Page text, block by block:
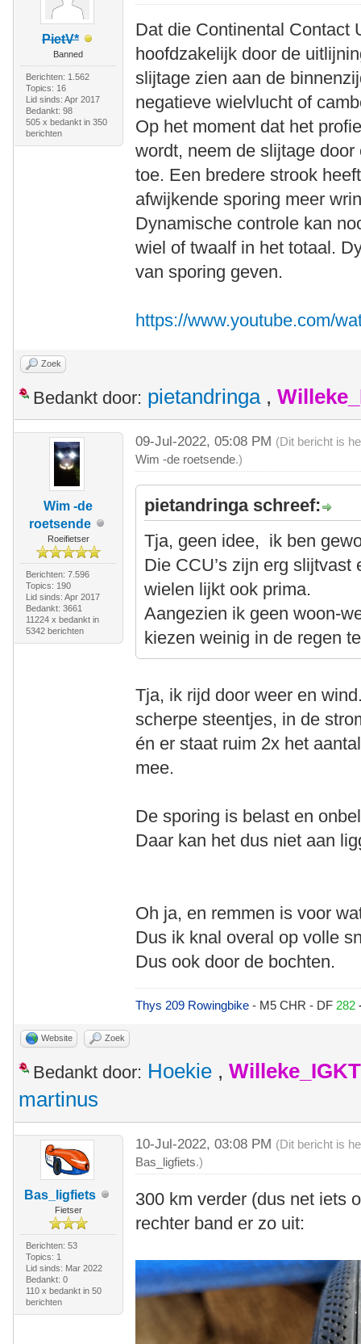
PietV*
Banned
Berichten: 1.562
Topics: 16
Lid sinds: Apr 2017
Bedankt: 98
505 x bedankt in 350
berichten
Dat die Continental Contact
hoofdzakelijk door de
slijtage zien aan de
negatieve wielvlucht of
Op het moment dat het
wordt, neem de slijtage
toe. Een bredere strook
afwijkende sporing meer
Dynamische controle kan
wiel of twaalf in het totaal.
van sporing geven.
https://www.youtube.com/
Zoek
Bedankt door: pietandringa,
Wim -de
roetsende
Roeifietser
Berichten: 7.596
Topics: 190
Lid sinds: Apr 2017
Bedankt: 3661
11224 x bedankt in
5342 berichten
09-Jul-2022, 05:08 PM (Dit bericht is
Wim -de roetsende.)
pietandringa schreef:
Tja, geen idee, ik ben
Die CCU’s zijn erg
wielen lijkt ook prima.
Aangezien ik geen woon-
kiezen weinig in de regen
Tja, ik rijd door weer en
scherpe steentjes, in de
én er staat ruim 2x het
mee.
De sporing is belast en
Daar kan het dus niet aan
Oh ja, en remmen is voor
Dus ik knal overal op volle
Dus ook door de bochten.
Thys 209 Rowingbike- M5 CHR - DF 282
Website Zoek
Bedankt door: Hoekie , Willeke_IGKT
martinus
Bas_ligfiets
Fietser
Berichten: 53
Topics: 1
Lid sinds: Mar 2022
Bedankt: 0
110 x bedankt in 50
berichten
10-Jul-2022, 03:08 PM (Dit bericht is
Bas_ligfiets.)
300 km verder (dus net iets
rechter band er zo uit: